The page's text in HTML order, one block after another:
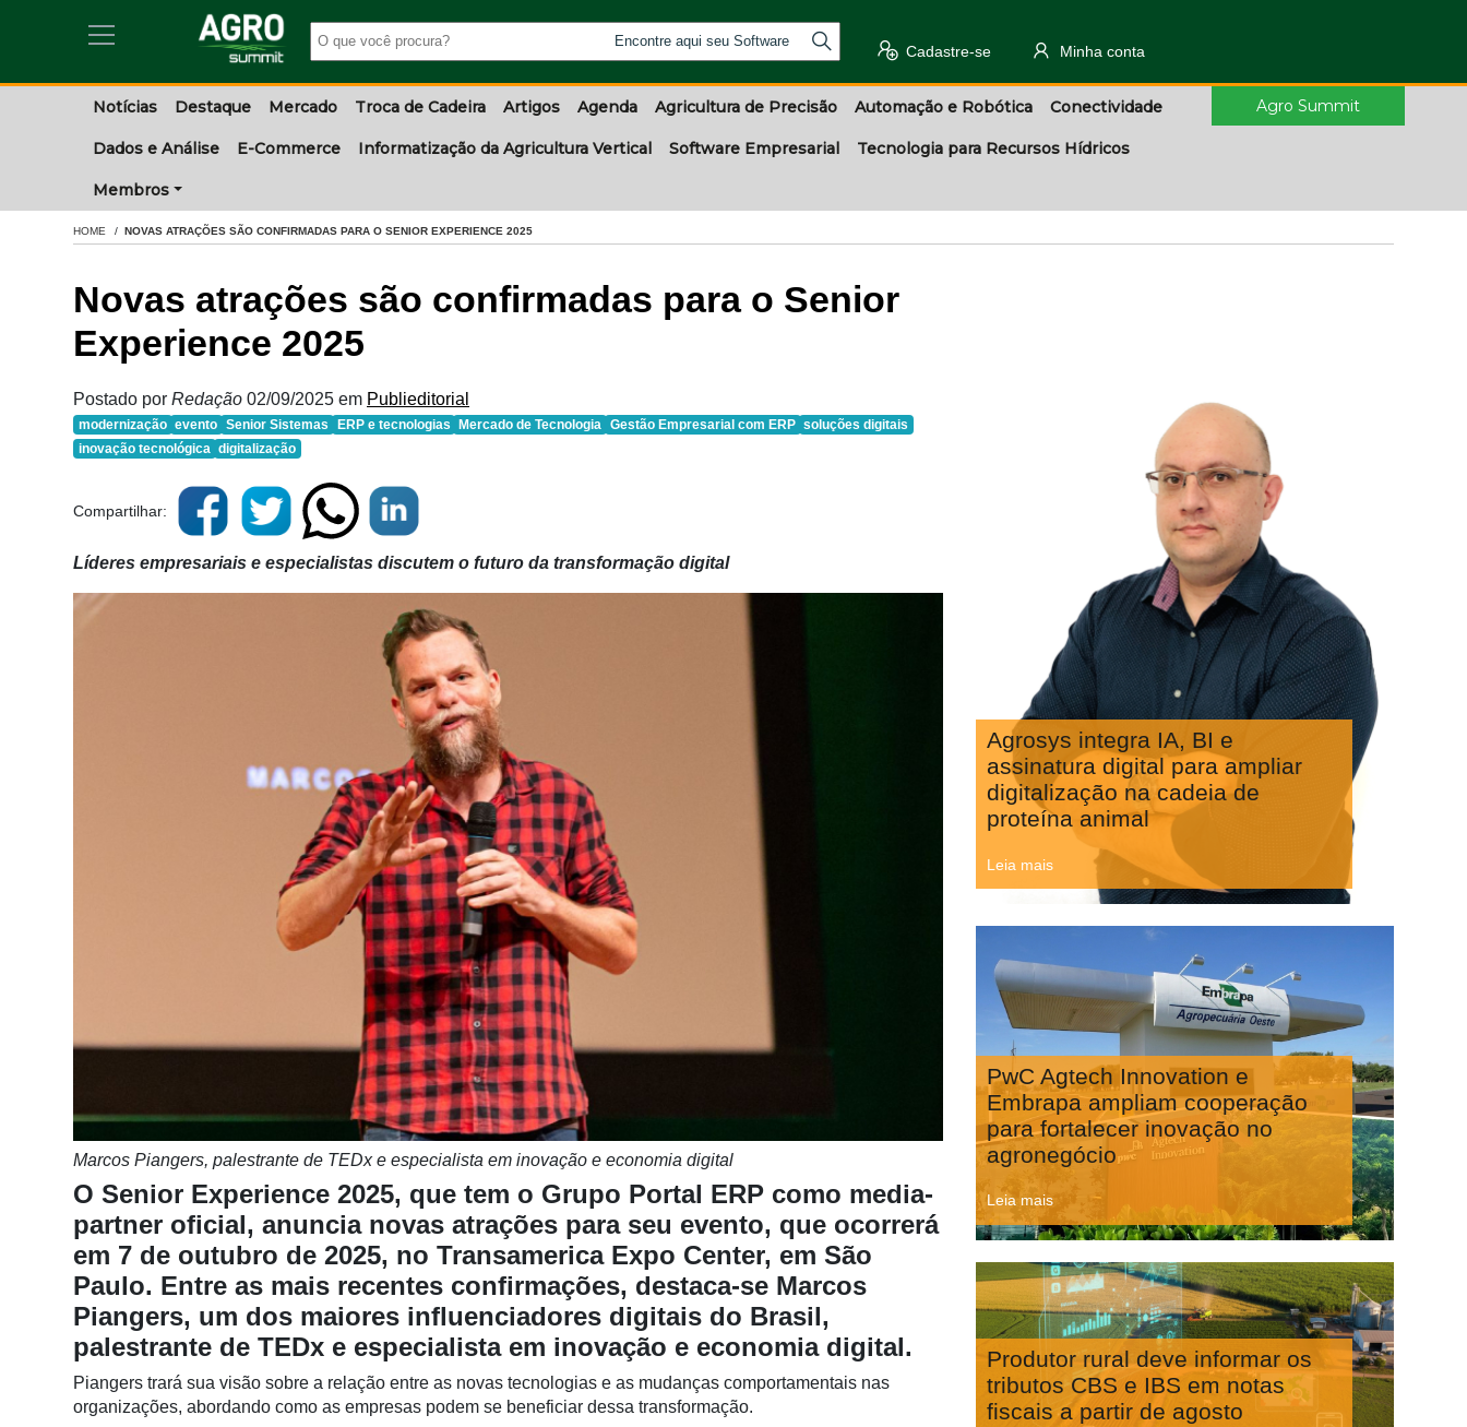
Destaque
Agricultura
Precisão
Automação
Encontre aqui seu Software
Cadastre-se Minha conta
Notícias Destaque Mercado Troca de Cadeira Artigos Agenda Agricultura de Precisão Automação e Robótica Conectividade
Dados e Análise E-Commerce Informatização da Agricultura Vertical Software Empresarial Tecnologia para Recursos Hídricos
Membros
Agro Summit
HOME NOVAS ATRAÇÕES SÃO CONFIRMADAS PARA O SENIOR EXPERIENCE 2025
Novas atrações são confirmadas para o Senior
Experience 2025
Postado por Redação 02/09/2025 em Publieditorial
modernização evento Senior Sistemas ERP e tecnologias Mercado de Tecnologia Gestão Empresarial com ERP soluções digitais
inovação tecnológica digitalização
Compartilhar:
Líderes empresariais e especialistas discutem o futuro da transformação digital
Marcos Piangers, palestrante de TEDx e especialista em inovação e economia digital
O Senior Experience 2025, que tem o Grupo Portal ERP como media-
partner oficial, anuncia novas atrações para seu evento, que ocorrerá
em 7 de outubro de 2025, no Transamerica Expo Center, em São
Paulo. Entre as mais recentes confirmações, destaca-se Marcos
Piangers, um dos maiores influenciadores digitais do Brasil,
palestrante de TEDx e especialista em inovação e economia digital.
Piangers trará sua visão sobre a relação entre as novas tecnologias e as mudanças comportamentais nas
organizações, abordando como as empresas podem se beneficiar dessa transformação.
Agrosys integra IA, BI e
assinatura digital para ampliar
digitalização na cadeia de
proteína animal
Leia mais
PwC Agtech Innovation e
Embrapa ampliam cooperação
para fortalecer inovação no
agronegócio
Leia mais
Produtor rural deve informar os
tributos CBS e IBS em notas
fiscais a partir de agosto